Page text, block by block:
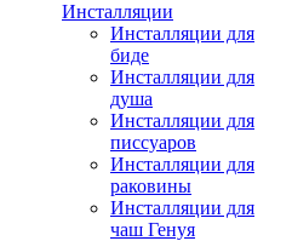
Инсталляции
Инсталляции для
биде
Инсталляции для
душа
Инсталляции для
писсуаров
Инсталляции для
раковины
Инсталляции для
чаш Генуя